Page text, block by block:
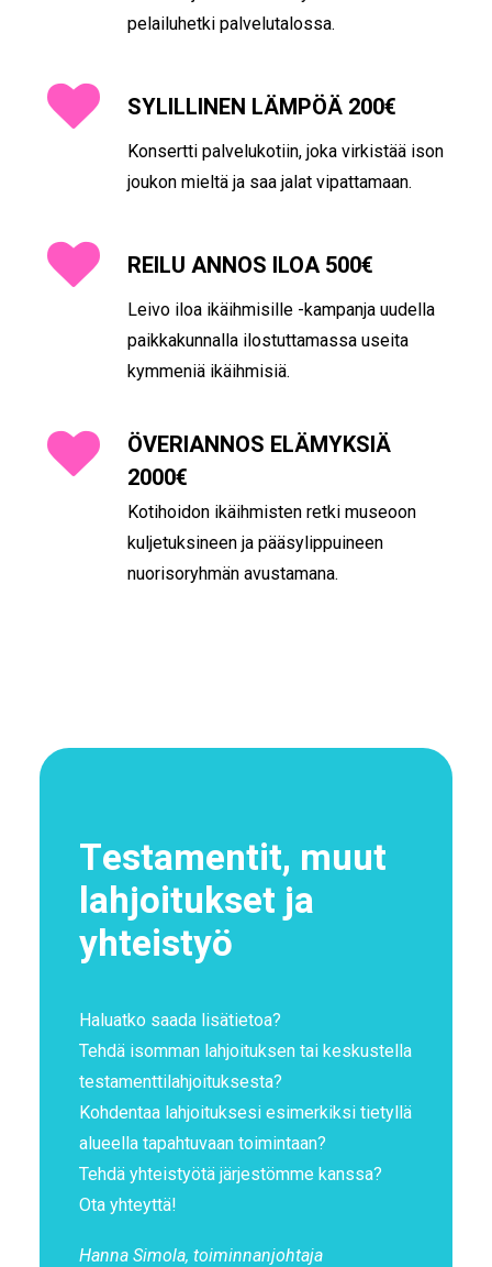
pelailuhetki palvelutalossa.
SYLILLINEN LÄMPÖÄ 200€
Konsertti palvelukotiin, joka virkistää ison
joukon mieltä ja saa jalat vipattamaan.
REILU ANNOS ILOA 500€
Leivo iloa ikäihmisille -kampanja uudella
paikkakunnalla ilostuttamassa useita
kymmeniä ikäihmisiä.
ÖVERIANNOS ELÄMYKSIÄ
2000€
Kotihoidon ikäihmisten retki museoon
kuljetuksineen ja pääsylippuineen
nuorisoryhmän avustamana.
Testamentit, muut
lahjoitukset ja
yhteistyö
Haluatko saada lisätietoa?
Tehdä isomman lahjoituksen tai keskustella
testamenttilahjoituksesta?
Kohdentaa lahjoituksesi esimerkiksi tietyllä
alueella tapahtuvaan toimintaan?
Tehdä yhteistyötä järjestömme kanssa?
Ota yhteyttä!
Hanna Simola, toiminnanjohtaja